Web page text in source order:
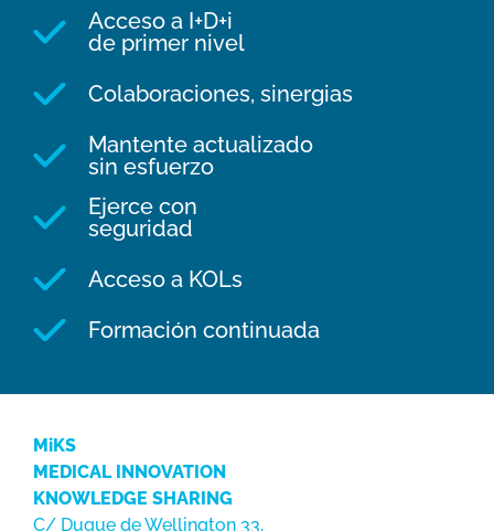
Acceso a I+D+i
de primer nivel
Colaboraciones, sinergias
Mantente actualizado
sin esfuerzo
Ejerce con
seguridad
Acceso a KOLs
Formación continuada
MiKS
MEDICAL INNOVATION
KNOWLEDGE SHARING
C/ Duque de Wellington 33,